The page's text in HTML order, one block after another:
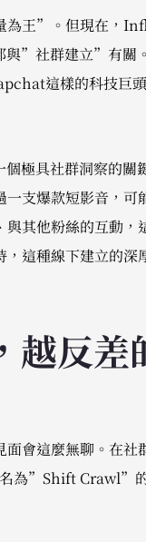
為王”。但現在，
與”社群建立”有關
這樣的科技
極具社群洞察的關
支爆款短影音，
其他粉絲的互動
這種線下建立的深
反差
面會這麼無聊。在
為”Shift Crawl”